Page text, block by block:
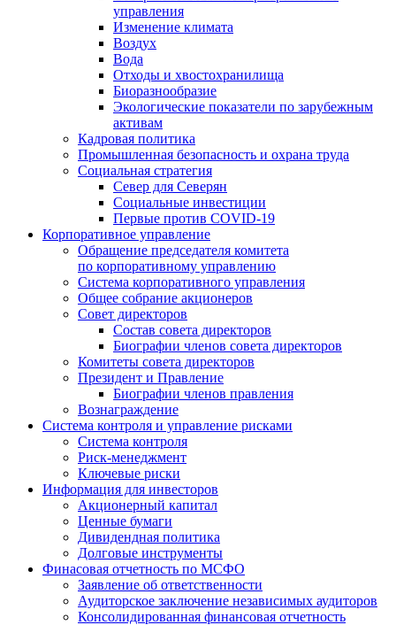
управления
Изменение климата
Воздух
Вода
Отходы и хвостохранилища
Биоразнообразие
Экологические показатели по зарубежным
активам
Кадровая политика
Промышленная безопасность и охрана труда
Социальная стратегия
Север для Северян
Социальные инвестиции
Первые против COVID‑19
Корпоративное управление
Обращение председателя комитета
по корпоративному управлению
Система корпоративного управления
Общее собрание акционеров
Совет директоров
Состав совета директоров
Биографии членов совета директоров
Комитеты совета директоров
Президент и Правление
Биографии членов правления
Вознаграждение
Система контроля и управление рисками
Система контроля
Риск-менеджмент
Ключевые риски
Информация для инвесторов
Акционерный капитал
Ценные бумаги
Дивидендная политика
Долговые инструменты
Финасовая отчетность по МСФО
Заявление об ответственности
Аудиторское заключение независимых аудиторов
Консолидированная финансовая отчетность